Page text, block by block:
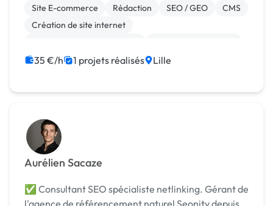
différents clients dans : - Le volet techni...
Site E-commerce Rédaction SEO / GEO
CMS
Création de site internet
WordPress
Netlinking Référencement, liens
35 €/h 1 projets réalisés Lille
Aurélien Sacaze
✅ Consultant SEO spécialiste netlinking. Gérant de